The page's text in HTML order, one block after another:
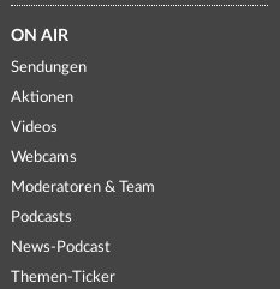
ON AIR
Sendungen
Aktionen
Videos
Webcams
Moderatoren & Team
Podcasts
News-Podcast
Themen-Ticker